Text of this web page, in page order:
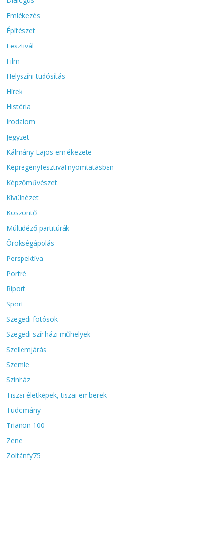
Emlékezés
Építészet
Fesztivál
Film
Helyszíni tudósítás
Hírek
História
Irodalom
Jegyzet
Kálmány Lajos emlékezete
Képregényfesztivál nyomtatásban
Képzőművészet
Kívülnézet
Köszöntő
Múltidéző partitúrák
Örökségápolás
Perspektíva
Portré
Riport
Sport
Szegedi fotósok
Szegedi színházi műhelyek
Szellemjárás
Szemle
Színház
Tiszai életképek, tiszai emberek
Tudomány
Trianon 100
Zene
Zoltánfy75